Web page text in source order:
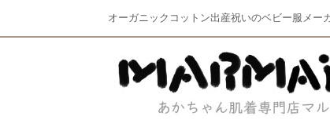
オーガニックコットン出産祝いのベビー服メー